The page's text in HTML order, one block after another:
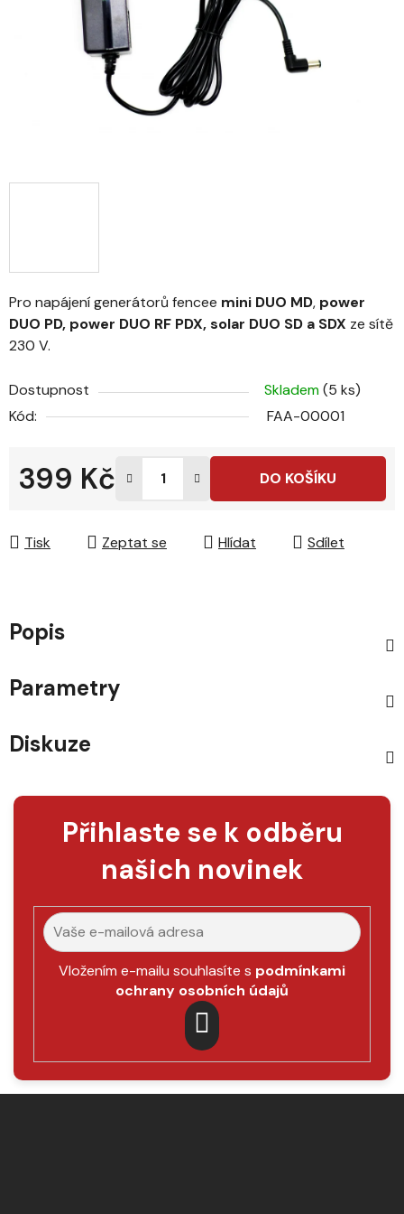
Pro napájení generátorů fencee mini DUO MD, power
DUO PD, power DUO RF PDX, solar DUO SD a SDX ze sítě
230 V.
Dostupnost Skladem(5 ks)
Kód:
FAA-00001
399 Kč DO KOŠÍKU
Tisk Zeptat se Hlídat Sdílet
Popis
Parametry
Diskuze
Přihlaste se k odběru
našich novinek
Vložením e-mailu souhlasíte s podmínkami
ochrany osobních údajů
PŘIHLÁSIT
SE